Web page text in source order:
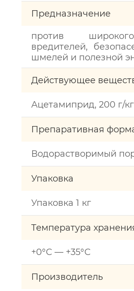
Предназначение
против
вредителей,
шмелей и полезной
Действующее
Ацетамиприд, 200 г/кг
Препаративная
Водорастворимый
Упаковка
Упаковка 1 кг
Температура
+0°С — +35°С
Производитель